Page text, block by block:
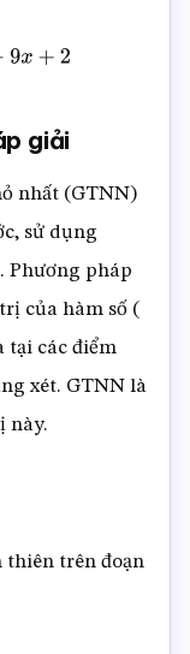
giải
nhất (GTNN)
sử dụng
Phương pháp
của hàm số (
tại các điểm
xét. GTNN là
này.
thiên trên đoạn